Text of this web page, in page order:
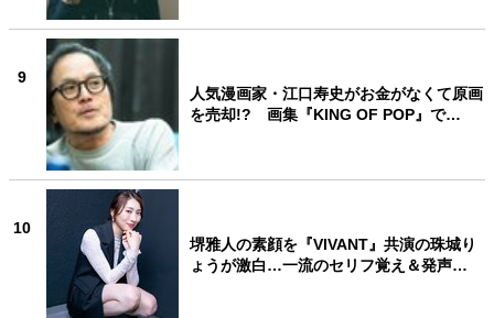
9
人気漫画家・江口寿史がお金がなくて原画
を売却!? 画集『KING OF POP』で…
10
堺雅人の素顔を『VIVANT』共演の珠城り
ょうが激白…一流のセリフ覚え＆発声…